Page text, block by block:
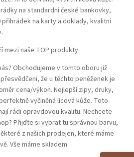
na standardní české bankovky,
přihrádek na karty a doklady, kvalitní
mezi naše TOP produkty
Obchodujeme v tomto oboru již
že u těchto peněženek je
cena/výkon. Nejlepší zipy, druky,
vyčiněná lícová kůže. Toto
rádi opravdovou kvalitu. Nechcete
Přijďte si vybrat tu správnou barvu,
z našich prodejen, které máme
Vše máme skladem.